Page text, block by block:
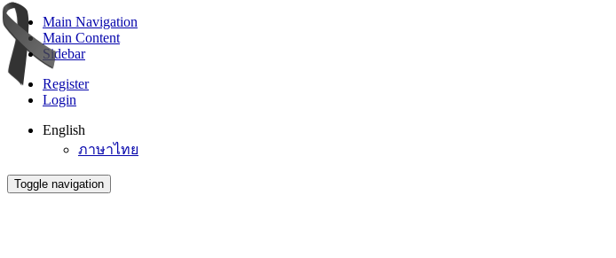
Main Navigation
Main Content
Sidebar
Register
Login
English
ภาษาไทย
Toggle navigation